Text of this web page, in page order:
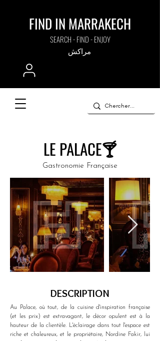
FIND IN MARRAKECH
SEARCH - FIND - ENJOY
مراكش
LE PALACE🍸
Gastronomie Française
DESCRIPTION
Au Palace, où tout, de la cuisine d'inspiration française
(et les prix) est extravagant, le décor opulent est à la
hauteur de la clientèle. L'éclairage dans tout l'espace est
riche et chaleureux, et le propriétaire, Nordine Fakir, lui